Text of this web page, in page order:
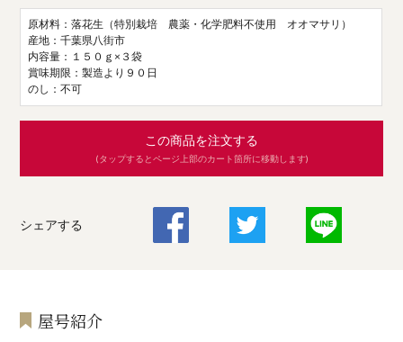
原材料：落花生（特別栽培 農薬・化学肥料不使用 オオマサリ）
産地：千葉県八街市
内容量：１５０ｇ×３袋
賞味期限：製造より９０日
のし：不可
この商品を注文する
(タップするとページ上部のカート箇所に移動します)
シェアする
屋号紹介